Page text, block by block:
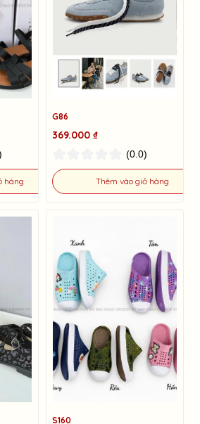
hàng
G86
369.000 ₫
(0.0)
Thêm vào giỏ hàng
S160